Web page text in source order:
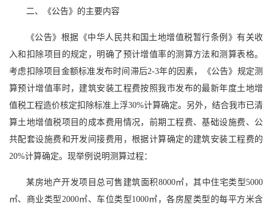
二、《公告》的主要内容
《公告》根据《中华人民共和国土地增值税暂行条例》有关收
入和扣除项目的规定，明确了预计增值率的测算方法和测算表格。
考虑扣除项目金额标准发布时间滞后2-3年的因素，《公告》规定测
算预计增值率时，建筑安装工程费按照我市发布的最新年度土地增
值税工程造价核定扣除标准上浮30%计算确定。另外，结合我市已清
算土地增值税项目的成本费用情况，前期工程费、基础设施费、公
共配套设施费和开发间接费用，根据计算确定的建筑安装工程费的
20%计算确定。现举例说明测算过程：
某房地产开发项目总可售建筑面积8000㎡，其中住宅类型5000
㎡、商业类型2000㎡、车位类型1000㎡，各房屋类型的每平方米含